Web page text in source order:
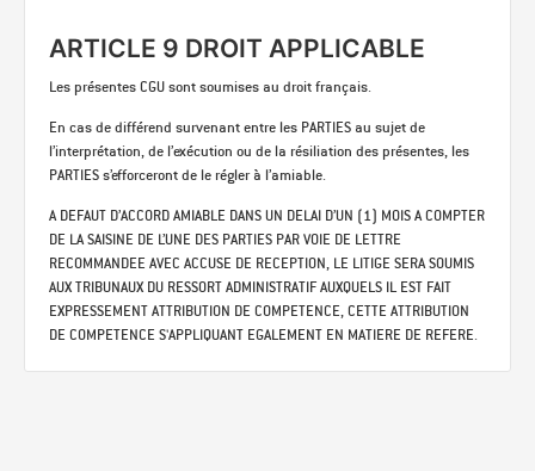
ARTICLE 9 DROIT APPLICABLE
Les présentes CGU sont soumises au droit français.
En cas de différend survenant entre les PARTIES au sujet de
l’interprétation, de l’exécution ou de la résiliation des présentes, les
PARTIES s’efforceront de le régler à l’amiable.
A DEFAUT D’ACCORD AMIABLE DANS UN DELAI D’UN (1) MOIS A COMPTER
DE LA SAISINE DE L’UNE DES PARTIES PAR VOIE DE LETTRE
RECOMMANDEE AVEC ACCUSE DE RECEPTION, LE LITIGE SERA SOUMIS
AUX TRIBUNAUX DU RESSORT ADMINISTRATIF AUXQUELS IL EST FAIT
EXPRESSEMENT ATTRIBUTION DE COMPETENCE, CETTE ATTRIBUTION
DE COMPETENCE S'APPLIQUANT EGALEMENT EN MATIERE DE REFERE.